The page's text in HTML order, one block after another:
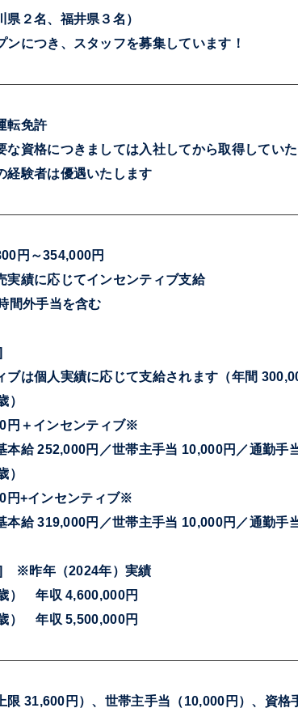
県２名、福井県３名）
につき、スタッフを募集しています！
転免許
資格につきましては入社してから取得してい
経験者は優遇いたします
円～354,000円
実績に応じてインセンティブ支給
間外手当を含む
ブは個人実績に応じて支給されます（年間
）
円＋インセンティブ※
本給 252,000円／世帯主手当 10,000円／通勤手
）
円+インセンティブ※
本給 319,000円／世帯主手当 10,000円／通勤手
] ※昨年（2024年）実績
） 年収 4,600,000円
） 年収 5,500,000円
限 31,600円）、世帯主手当（10,000円）、資格